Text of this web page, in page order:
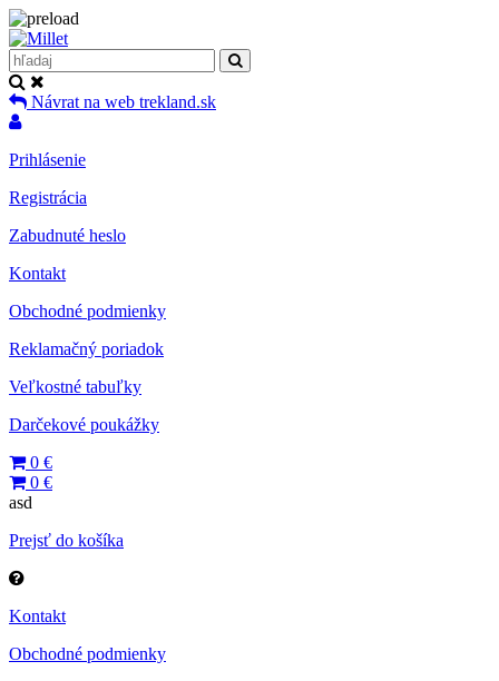
Návrat na web trekland.sk
Prihlásenie
Registrácia
Zabudnuté heslo
Kontakt
Obchodné podmienky
Reklamačný poriadok
Veľkostné tabuľky
Darčekové poukážky
0 €
0 €
asd
Prejsť do košíka
Kontakt
Obchodné podmienky